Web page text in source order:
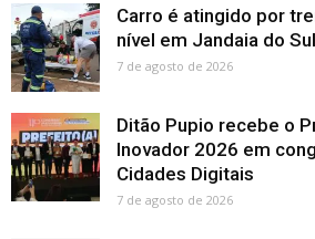
Carro é atingido por
nível em Jandaia do Sul
7 de agosto de 2026
Ditão Pupio recebe o
Inovador 2026 em
Cidades Digitais
7 de agosto de 2026